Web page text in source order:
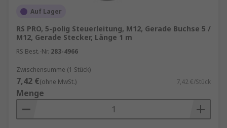
Auf Lager
RS PRO, 5-polig Steuerleitung, M12, Gerade Buchse 5 /
M12, Gerade Stecker, Länge 1 m
RS Best.-Nr. 283-4966
Zwischensumme (1 Stück)
7,42 €(ohne MwSt.) 7,42 €/Stück
Menge